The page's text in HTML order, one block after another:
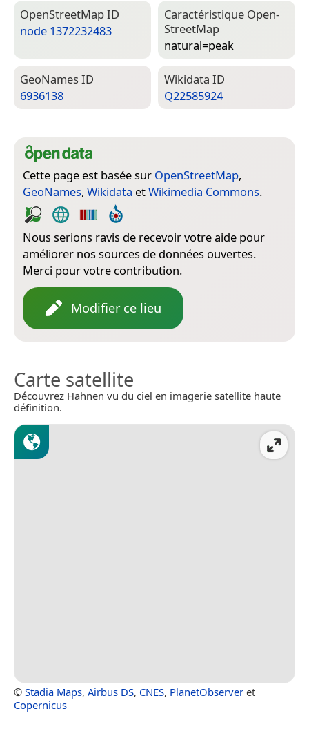
Open­Street­Map ID
node 1372232483
Caractéristique Open­
Street­Map
natural=­peak
Geo­Names ID
6936138
Wiki­data ID
Q22585924
Cette page est basée sur OpenStreetMap,
GeoNames, Wikidata etWikimedia Commons.
Nous serions ravis de recevoir votre aide pour
améliorer nos sources de données ouvertes.
Merci pour votre contribution.
Modifier ce lieu
Carte satellite
Découvrez Hahnen vu du ciel en imagerie satellite haute
définition.
© Stadia Maps, Airbus DS, CNES, PlanetObserver et
Copernicus